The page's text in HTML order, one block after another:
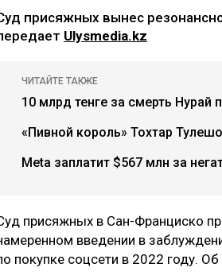
присяжных вынес
Ulysmedia.kz
ЧИТАЙТЕ ТАКЖЕ
10 млрд тенге за смерть Нурай
«Пивной король» Тохтар
Meta заплатит $567 млн за
присяжных в Сан-Франциско
введении в
покупке соцсети в 2022 году.